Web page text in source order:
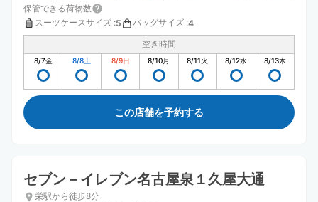
保管できる荷物数
スーツケースサイズ :5 バッグサイズ :4
空き時間
8/7金 8/8土 8/9日 8/10月 8/11火 8/12水 8/13木
この店舗を予約する
セブン－イレブン名古屋泉１久屋大通
栄駅から徒歩8分